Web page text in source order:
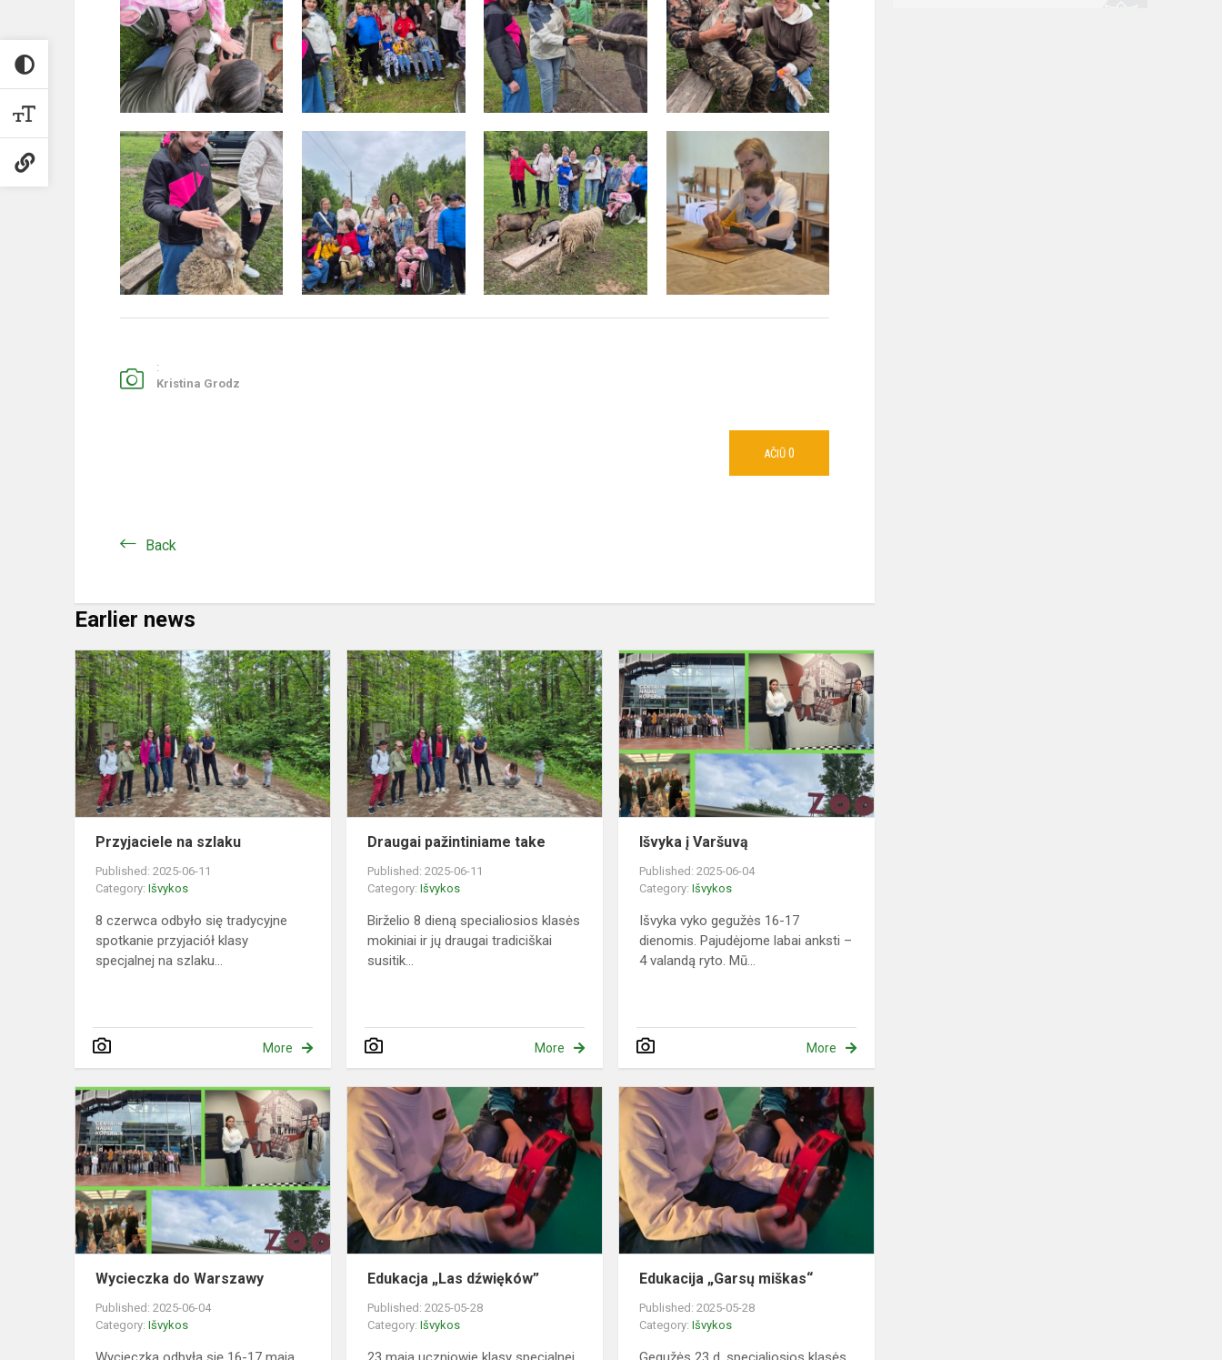
:
Kristina Grodz
AČIŪ 0
Back
Earlier news
Przyjaciele
na
szlaku
Przyjaciele na szlaku
Published: 2025-06-11
Category: Išvykos
8 czerwca odbyło się tradycyjne
spotkanie przyjaciół klasy
specjalnej na szlaku...
More
Draugai
pažintiniame
take
Draugai pažintiniame take
Published: 2025-06-11
Category:Išvykos
Birželio 8 dieną specialiosios klasės
mokiniai ir jų draugai tradiciškai
susitik...
More
Išvyka
į
Varšuvą
Išvyka į Varšuvą
Published: 2025-06-04
Category:Išvykos
Išvyka vyko gegužės 16-17
dienomis. Pajudėjome labai anksti –
4 valandą ryto. Mū...
More
Wycieczka
do
Warszawy
Wycieczka do Warszawy
Published: 2025-06-04
Category: Išvykos
Edukacja
dźwięków”
Edukacja „Las dźwięków”
Published: 2025-05-28
Category:Išvykos
miškas“
Edukacija „Garsų miškas“
Published: 2025-05-28
Category:Išvykos